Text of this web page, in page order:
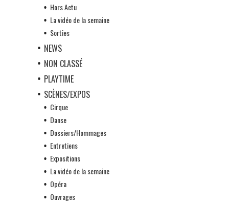
Hors Actu
La vidéo de la semaine
Sorties
NEWS
NON CLASSÉ
PLAYTIME
SCÈNES/EXPOS
Cirque
Danse
Dossiers/Hommages
Entretiens
Expositions
La vidéo de la semaine
Opéra
Ouvrages